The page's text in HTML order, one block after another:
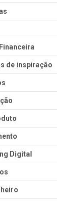
de inspiração
Digital